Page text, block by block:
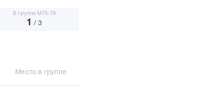
В группе М75-79
1 / 3
Место в группе